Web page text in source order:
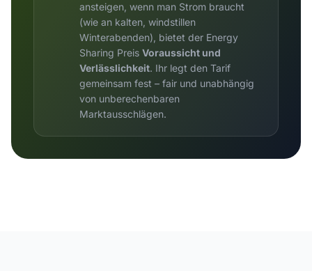
ansteigen, wenn man Strom braucht
(wie an kalten, windstillen
Winterabenden), bietet der Energy
Sharing Preis Voraussicht und
Verlässlichkeit. Ihr legt den Tarif
gemeinsam fest – fair und unabhängig
von unberechenbaren
Marktausschlägen.